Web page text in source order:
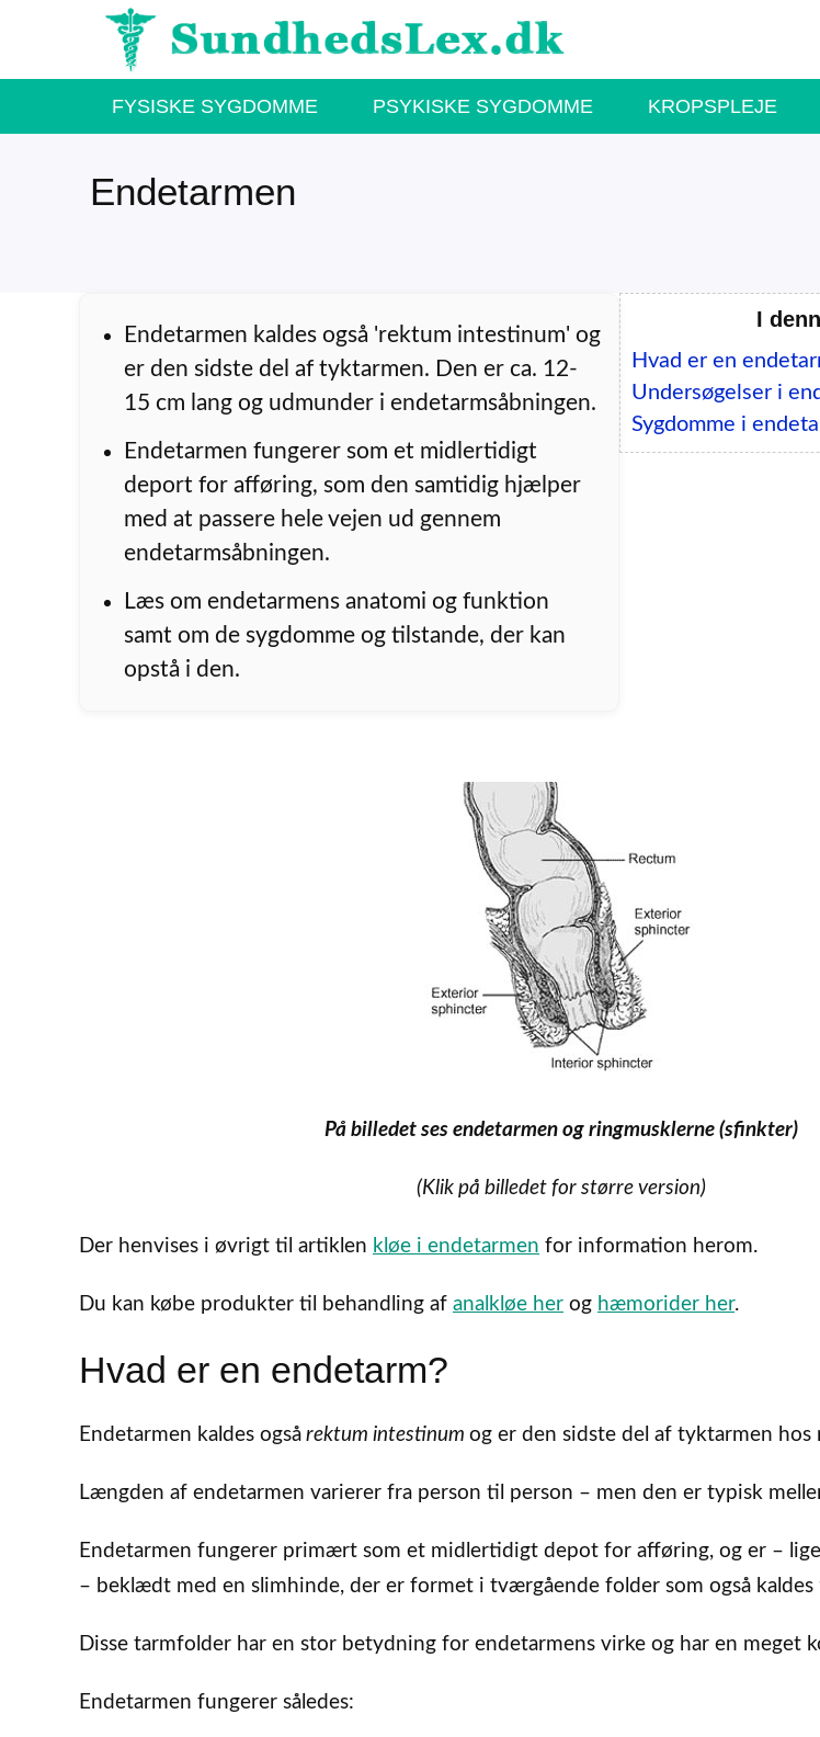
indhold
FYSISKE SYGDOMME PSYKISKE SYGDOMME KROPSPLEJE
Endetarmen
Endetarmen kaldes også 'rektum intestinum' og
er den sidste del af tyktarmen. Den er ca. 12-
15 cm lang og udmunder i endetarmsåbningen.
Endetarmen fungerer som et midlertidigt
deport for afføring, som den samtidig hjælper
med at passere hele vejen ud gennem
endetarmsåbningen.
Læs om endetarmens anatomi og funktion
samt om de sygdomme og tilstande, der kan
opstå i den.
I
Hvad er en
Undersøgelser i
Sygdomme i
På billedet ses endetarmen og ringmusklerne (sfinkter)
(Klik på billedet for større version)
Der henvises i øvrigt til artiklen kløe i endetarmen for information herom.
Du kan købe produkter til behandling af analkløe her og hæmorider her.
Hvad er en endetarm?
Endetarmen kaldes også rektum intestinum og er den sidste del af tyktarmen hos
Længden af endetarmen varierer fra person til person – men den er typisk
Endetarmen fungerer primært som et midlertidigt depot for afføring, og er –
– beklædt med en slimhinde, der er formet i tværgående folder som også kaldes
Disse tarmfolder har en stor betydning for endetarmens virke og har en meget
Endetarmen fungerer således: